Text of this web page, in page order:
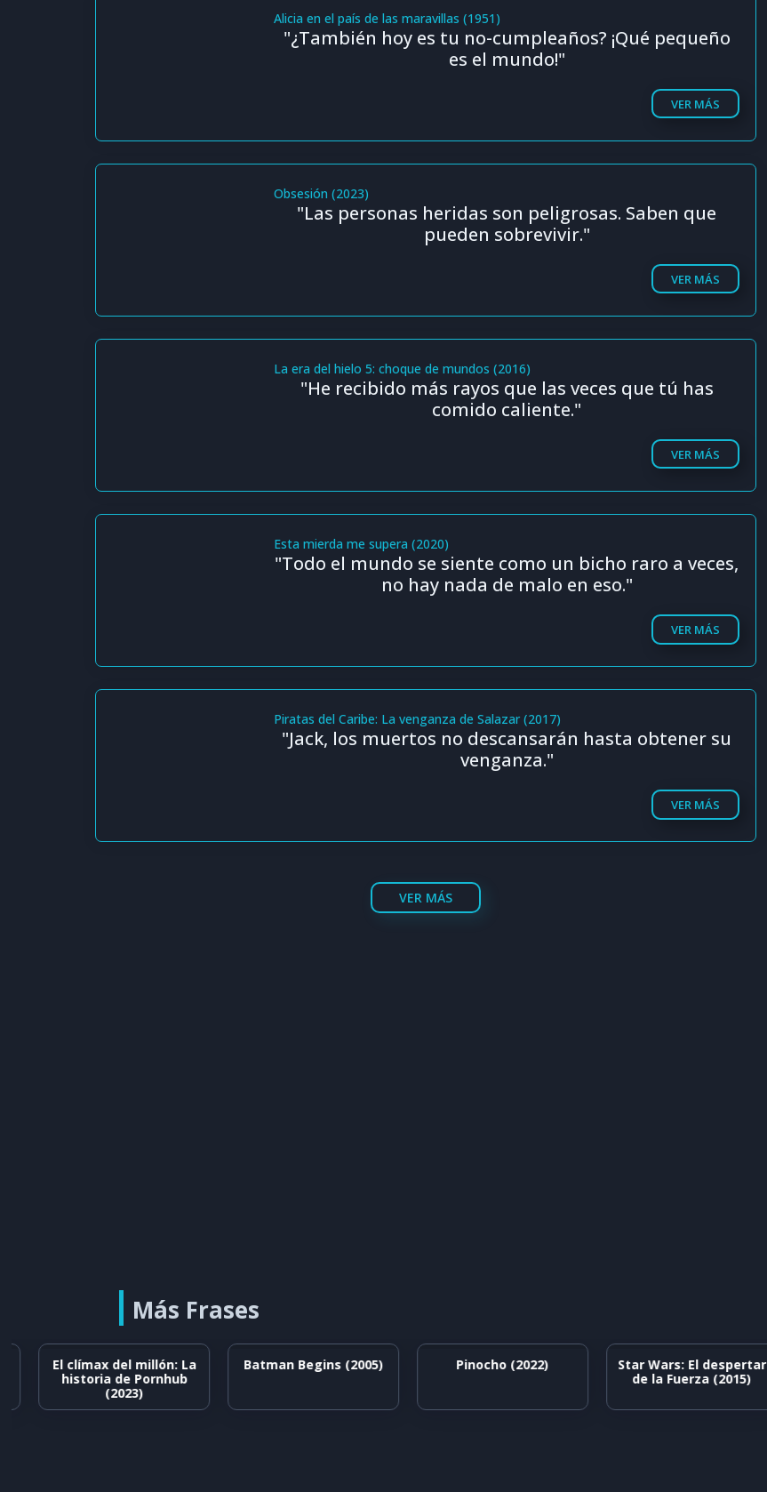
Alicia en el país de las maravillas (1951)
"¿También hoy es tu no-cumpleaños? ¡Qué pequeño
es el mundo!"
VER MÁS
Obsesión (2023)
"Las personas heridas son peligrosas. Saben que
pueden sobrevivir."
VER MÁS
La era del hielo 5: choque de mundos (2016)
"He recibido más rayos que las veces que tú has
comido caliente."
VER MÁS
Esta mierda me supera (2020)
"Todo el mundo se siente como un bicho raro a veces,
no hay nada de malo en eso."
VER MÁS
Piratas del Caribe: La venganza de Salazar (2017)
"Jack, los muertos no descansarán hasta obtener su
venganza."
VER MÁS
VER MÁS
Más Frases
El clímax del millón: La
historia de Pornhub
(2023)
Batman Begins (2005) Pinocho (2022)
Star Wars: El despertar
de la Fuerza (2015)